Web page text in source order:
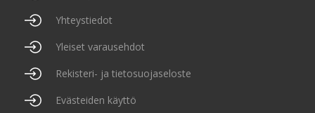
Yhteystiedot
Yleiset varausehdot
Rekisteri- ja tietosuojaseloste
Evästeiden käyttö